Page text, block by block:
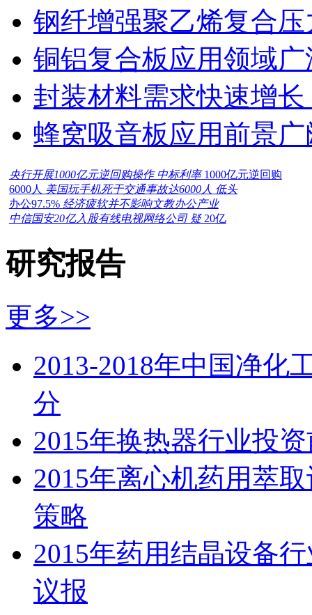
钢纤增强聚乙烯复合
铜铝复合板应用领域
封装材料需求快速增
蜂窝吸音板应用前景
央行开展1000亿元逆回购操作 中标利率 1000亿元逆回购
6000人 美国玩手机死于交通事故达6000人 低头
办公97.5% 经济疲软并不影响文教办公产业
中信国安20亿入股有线电视网络公司 疑 20亿
研究报告
更多>>
2013-2018年中国净化
分
2015年换热器行业投
2015年离心机药用萃
策略
2015年药用结晶设备
议报